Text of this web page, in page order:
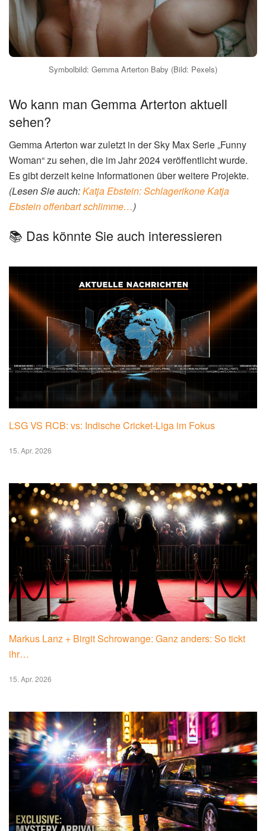
Symbolbild: Gemma Arterton Baby (Bild: Pexels)
Wo kann man Gemma Arterton aktuell
sehen?
Gemma Arterton war zuletzt in der Sky Max Serie „Funny
Woman“ zu sehen, die im Jahr 2024 veröffentlicht wurde.
Es gibt derzeit keine Informationen über weitere Projekte.
(Lesen Sie auch:Katja Ebstein: Schlagerikone Katja
Ebstein offenbart schlimme…)
📚 Das könnte Sie auch interessieren
LSG VS RCB: vs: Indische Cricket-Liga im Fokus
15. Apr. 2026
Markus Lanz + Birgit Schrowange: Ganz anders: So tickt
ihr…
15. Apr. 2026